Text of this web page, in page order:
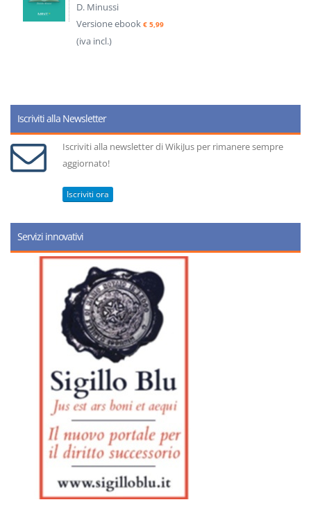
D. Minussi
Versione ebook € 5,99
(iva incl.)
Iscriviti alla Newsletter
Iscriviti alla newsletter di WikiJus per rimanere sempre
aggiornato!
Iscriviti ora
Servizi innovativi